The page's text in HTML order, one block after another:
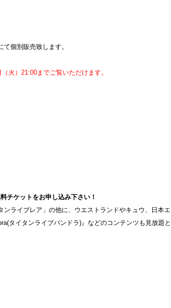
個別販売致します。
火）21:00までご覧いただけます。
チケットをお申し込み下さい！
ライブレア」の他に、ウエストランドやキュウ、日本
タイタンライブパンドラ)』などのコンテンツも見放題と